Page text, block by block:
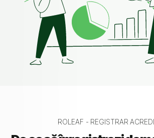
ROLEAF - REGISTRAR